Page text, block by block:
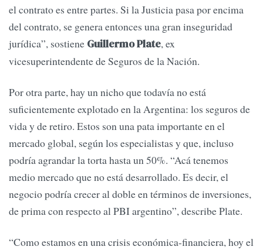
el contrato es entre partes. Si la Justicia pasa por encima
del contrato, se genera entonces una gran inseguridad
jurídica”, sostiene Guillermo Plate, ex
vicesuperintendente de Seguros de la Nación.
Por otra parte, hay un nicho que todavía no está
suficientemente explotado en la Argentina: los seguros de
vida y de retiro. Estos son una pata importante en el
mercado global, según los especialistas y que, incluso
podría agrandar la torta hasta un 50%. “Acá tenemos
medio mercado que no está desarrollado. Es decir, el
negocio podría crecer al doble en términos de inversiones,
de prima con respecto al PBI argentino”, describe Plate.
“Como estamos en una crisis económica-financiera, hoy el